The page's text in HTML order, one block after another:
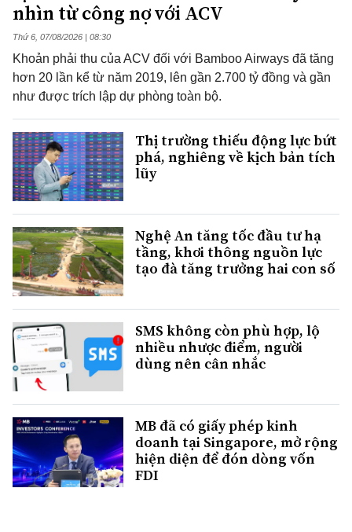
nhìn từ công nợ với ACV
Thứ 6, 07/08/2026 | 08:30
Khoản phải thu của ACV đối với Bamboo Airways đã tăng
hơn 20 lần kể từ năm 2019, lên gần 2.700 tỷ đồng và gần
như được trích lập dự phòng toàn bộ.
Thị trường thiếu động lực bứt
phá, nghiêng về kịch bản tích
lũy
Nghệ An tăng tốc đầu tư hạ
tầng, khơi thông nguồn lực
tạo đà tăng trưởng hai con số
SMS không còn phù hợp, lộ
nhiều nhược điểm, người
dùng nên cân nhắc
MB đã có giấy phép kinh
doanh tại Singapore, mở rộng
hiện diện để đón dòng vốn
FDI